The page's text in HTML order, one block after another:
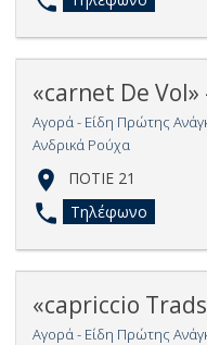
«carnet De
Αγορά - Είδη Πρώτης
Ανδρικά Ρούχα
ΠΟΤΙΕ 21
Τηλέφωνο
«capriccio
Αγορά - Είδη Πρώτης